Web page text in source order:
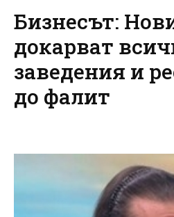
Бизнесът:
докарват
заведения и
до фалит